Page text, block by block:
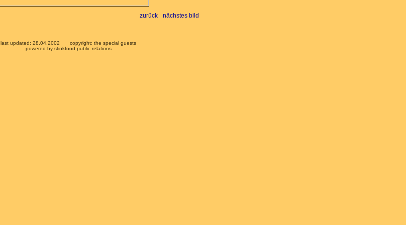
zurück nächstes bild
last updated: 28.04.2002
copyright: the special guests
powered by stinkfood public relations